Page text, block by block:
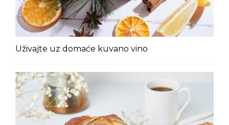
Uživajte uz domaće kuvano vino